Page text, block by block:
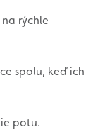
na rýchle
spolu, keď ich
potu.